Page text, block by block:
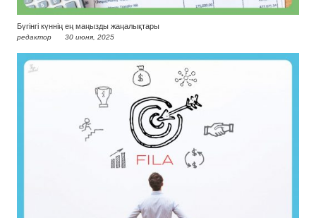
Бүгінгі күннің ең маңызды жаңалықтары
редактор 30 июня, 2025